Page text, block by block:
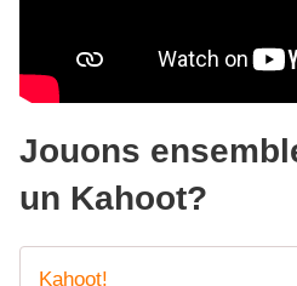
Jouons
un Kahoot?
Kahoot!